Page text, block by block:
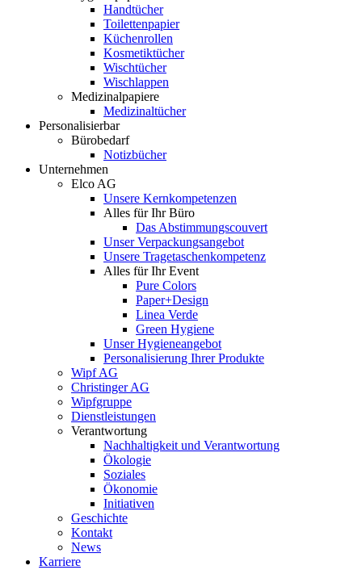
Handtücher
Toilettenpapier
Küchenrollen
Kosmetiktücher
Wischtücher
Wischlappen
Medizinalpapiere
Medizinaltücher
Personalisierbar
Bürobedarf
Notizbücher
Unternehmen
Elco AG
Unsere Kernkompetenzen
Alles für Ihr Büro
Das Abstimmungscouvert
Unser Verpackungsangebot
Unsere Tragetaschenkompetenz
Alles für Ihr Event
Pure Colors
Paper+Design
Linea Verde
Green Hygiene
Unser Hygieneangebot
Personalisierung Ihrer Produkte
Wipf AG
Christinger AG
Wipfgruppe
Dienstleistungen
Verantwortung
Nachhaltigkeit und Verantwortung
Ökologie
Soziales
Ökonomie
Initiativen
Geschichte
Kontakt
News
Karriere